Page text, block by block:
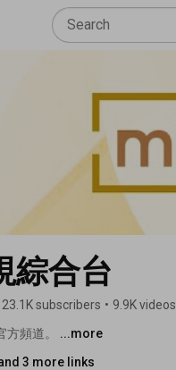
綜合台
23.1K subscribers • 9.9K videos
方頻道。 ...more
3 more links